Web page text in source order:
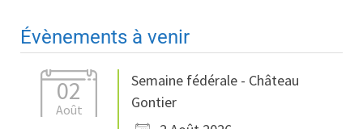
Évènements à venir
02
Août
Semaine fédérale - Château
Gontier